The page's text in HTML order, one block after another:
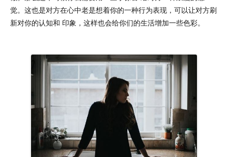
觉。这也是对方在心中老是想着你的一种行为表现，可以让对方刷
新对你的认知和 印象，这样也会给你们的生活增加一些色彩。